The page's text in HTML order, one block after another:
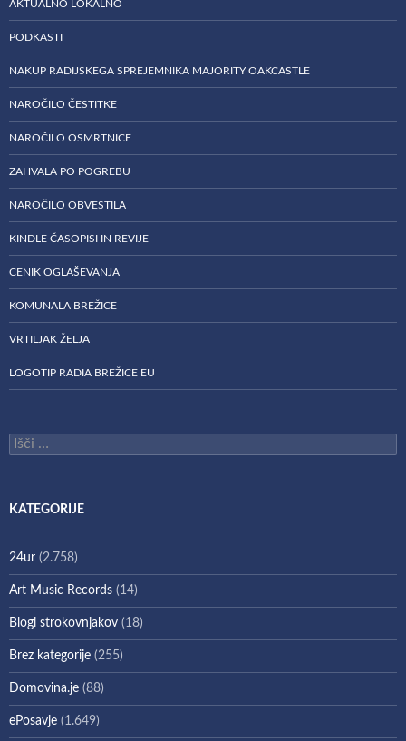
AKTUALNO LOKALNO
PODKASTI
NAKUP RADIJSKEGA SPREJEMNIKA MAJORITY OAKCASTLE
NAROČILO ČESTITKE
NAROČILO OSMRTNICE
ZAHVALA PO POGREBU
NAROČILO OBVESTILA
KINDLE ČASOPISI IN REVIJE
CENIK OGLAŠEVANJA
KOMUNALA BREŽICE
VRTILJAK ŽELJA
LOGOTIP RADIA BREŽICE EU
Išči:
KATEGORIJE
24ur (2.758)
Art Music Records (14)
Blogi strokovnjakov (18)
Brez kategorije (255)
Domovina.je (88)
ePosavje (1.649)